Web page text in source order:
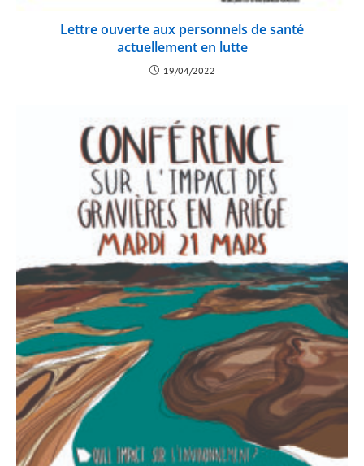
Lettre ouverte aux personnels de santé
actuellement en lutte
19/04/2022